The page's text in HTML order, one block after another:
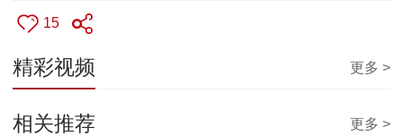
15
精彩视频 更多 >
相关推荐 更多 >